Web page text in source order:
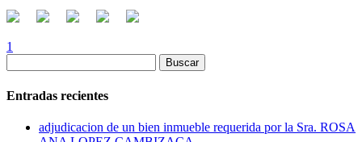
1
Entradas recientes
adjudicacion de un bien inmueble requerida por la Sra. ROSA